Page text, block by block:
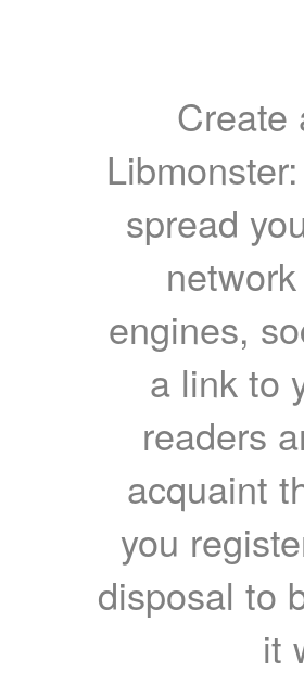
Create
spread
engines,
a link to
readers
acquaint
you
disposal to
it